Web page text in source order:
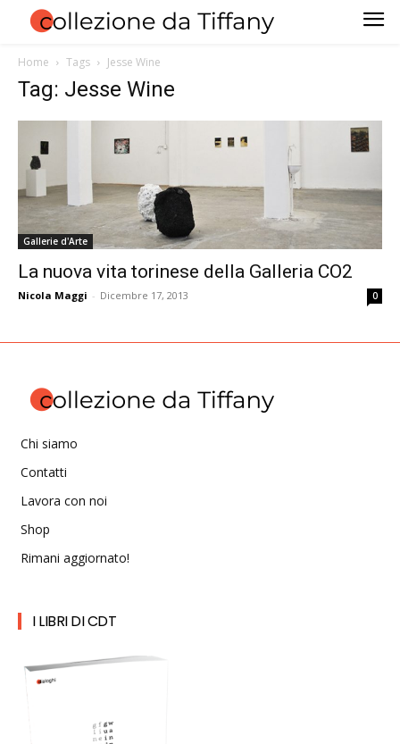
Home Tags Jesse Wine
Tag: Jesse Wine
Gallerie d'Arte
La nuova vita torinese della Galleria CO2
Nicola Maggi - Dicembre 17, 2013 0
Chi siamo
Contatti
Lavora con noi
Shop
Rimani aggiornato!
I LIBRI DI CDT